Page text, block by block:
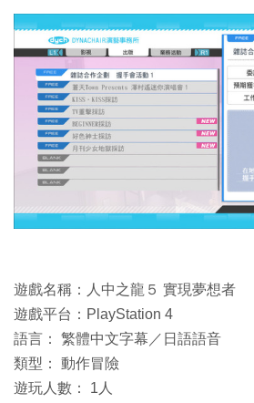
遊戲名稱：人中之龍５ 實現夢想者
遊戲平台：PlayStation 4
語言： 繁體中文字幕／日語語音
類型： 動作冒險
遊玩人數： 1人